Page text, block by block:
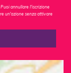
annullare l'iscrizione
un'azione senza attivare